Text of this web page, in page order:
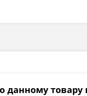
данному товару